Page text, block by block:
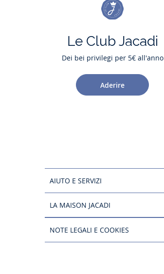
Le Club Jacadi
Dei bei privilegi per 5€ all'anno
Aderire
AIUTO E SERVIZI
LA MAISON JACADI
NOTE LEGALI E COOKIES